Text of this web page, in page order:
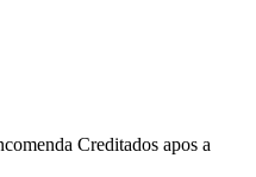
Creditados apos a